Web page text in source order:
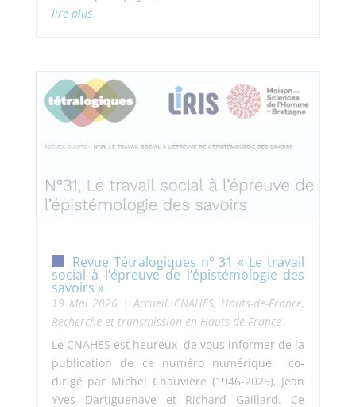
lire plus
Revue Tétralogiques n° 31 « Le travail
social à l’épreuve de l’épistémologie des
savoirs »
19 Mai 2026 |Accueil, CNAHES, Hauts-de-France,
Recherche et transmission en Hauts-de-France
Le CNAHES est heureux de vous informer de la
publication de ce numéro numérique co-
dirigé par Michel Chauvière (1946-2025), Jean
Yves Dartiguenave et Richard Gaillard. Ce